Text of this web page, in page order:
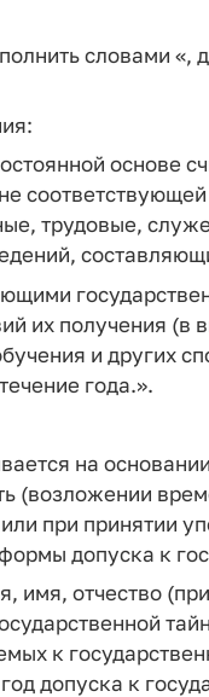
словами «,
основе
соответствующей
трудовые,
их получения (в
и других
года.».
на
(возложении
при принятии
допуска к
имя, отчество
к
допуска к